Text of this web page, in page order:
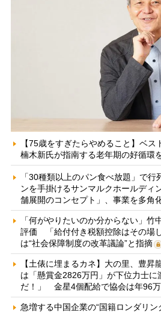
【75歳をすぎたらやめること】ベス
楠木新氏が指南する老年期の好循環
「30種類以上のパン食べ放題」で
ンを手掛けるサンマルクホールデ
舗展開のコンセプト」、事業を多角
「何がやりたいのか分からない」竹
評価 「給付付き税額控除はその場
は“社会保障制度の改革議論”と指摘
【土俵に埋まるカネ】大の里、豊昇
は「懸賞金2826万円」が下位力士に
だ！」 金星4個配給で協会は年96
急増する中国企業の“国籍ロンダリン